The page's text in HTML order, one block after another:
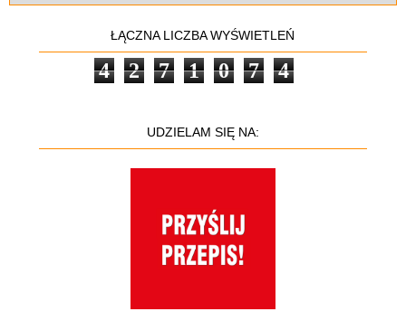
ŁĄCZNA LICZBA WYŚWIETLEŃ
4 2 7 1 0 7 4
UDZIELAM SIĘ NA: